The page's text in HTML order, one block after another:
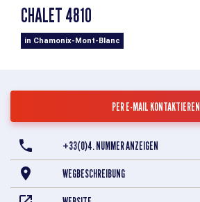
CHALET 4810
in Chamonix-Mont-Blanc
PER E-MAIL KONTAKTIEREN
+33(0)4. NUMMER ANZEIGEN
WEGBESCHREIBUNG